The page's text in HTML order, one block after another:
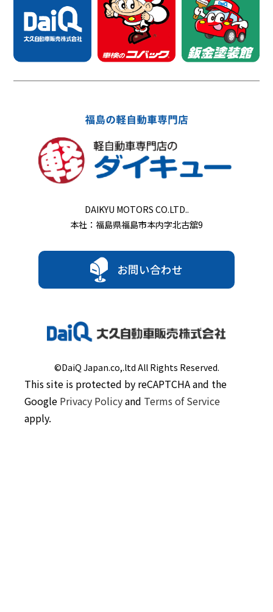
DAIKYU MOTORS CO.LTD..
本社：福島県福島市本内字北古舘9
お問い合わせ
©DaiQ Japan.co,.ltd All Rights Reserved.
This site is protected by reCAPTCHA and the
Google Privacy Policyand Terms of Service
apply.